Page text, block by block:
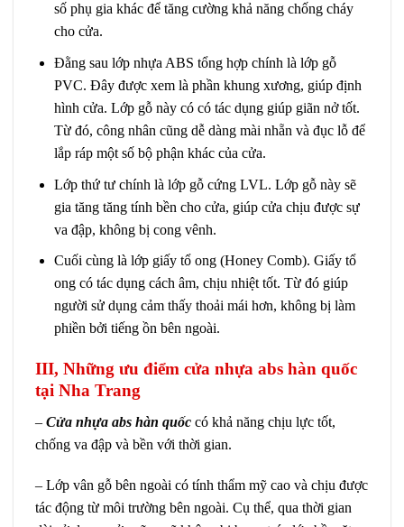
số phụ gia khác để tăng cường khả năng chống cháy
cho cửa.
Đằng sau lớp nhựa ABS tổng hợp chính là lớp gỗ
PVC. Đây được xem là phần khung xương, giúp định
hình cửa. Lớp gỗ này có có tác dụng giúp giãn nở tốt.
Từ đó, công nhân cũng dễ dàng mài nhẵn và đục lỗ để
lắp ráp một số bộ phận khác của cửa.
Lớp thứ tư chính là lớp gỗ cứng LVL. Lớp gỗ này sẽ
gia tăng tăng tính bền cho cửa, giúp cửa chịu được sự
va đập, không bị cong vênh.
Cuối cùng là lớp giấy tổ ong (Honey Comb). Giấy tổ
ong có tác dụng cách âm, chịu nhiệt tốt. Từ đó giúp
người sử dụng cảm thấy thoải mái hơn, không bị làm
phiền bởi tiếng ồn bên ngoài.
III, Những ưu điểm cửa nhựa abs hàn quốc
tại Nha Trang
– Cửa nhựa abs hàn quốc có khả năng chịu lực tốt,
chống va đập và bền với thời gian.
– Lớp vân gỗ bên ngoài có tính thẩm mỹ cao và chịu được
tác động từ môi trường bên ngoài. Cụ thể, qua thời gian